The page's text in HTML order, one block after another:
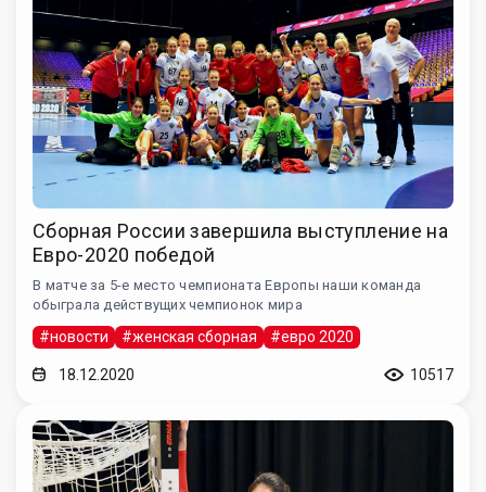
Сборная России завершила выступление на
Евро-2020 победой
В матче за 5-е место чемпионата Европы наши команда
обыграла действущих чемпионок мира
#новости #женская сборная #евро 2020
18.12.2020 10517